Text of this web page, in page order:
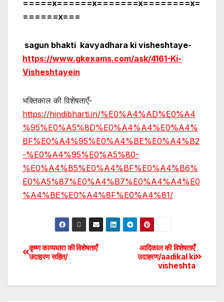
=====x======x=======x========x=
======x===
sagun bhakti kavyadhara ki visheshtaye-
https://www.gkexams.com/ask/4161-Ki-
Visheshtayein
भक्तिकाल की विशेषताएँ-
https://hindibharti.in/%E0%A4%AD%E0%A4
%95%E0%A5%8D%E0%A4%A4%E0%A4%
BF%E0%A4%95%E0%A4%BE%E0%A4%B2
-%E0%A4%95%E0%A5%80-
%E0%A4%B5%E0%A4%BF%E0%A4%B6%
E0%A5%87%E0%A4%B7%E0%A4%A4%E0
%A4%BE%E0%A4%8F%E0%A4%81/
आदिकाल की विशेषताएँ
उदाहरण/aadikal ki
visheshta
कृष्ण काव्यधारा की विशेषताएँ
उदाहरण सहित/